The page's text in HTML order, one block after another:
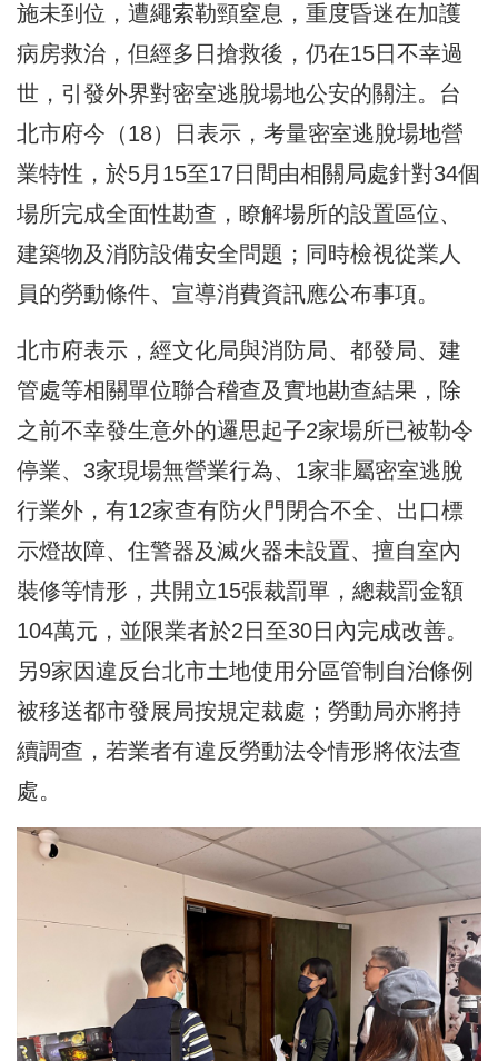
施未到位，遭繩索勒頸窒息，重度昏迷在加護
病房救治，但經多日搶救後，仍在15日不幸過
世，引發外界對密室逃脫場地公安的關注。台
北市府今（18）日表示，考量密室逃脫場地營
業特性，於5月15至17日間由相關局處針對34個
場所完成全面性勘查，瞭解場所的設置區位、
建築物及消防設備安全問題；同時檢視從業人
員的勞動條件、宣導消費資訊應公布事項。
北市府表示，經文化局與消防局、都發局、建
管處等相關單位聯合稽查及實地勘查結果，除
之前不幸發生意外的邏思起子2家場所已被勒令
停業、3家現場無營業行為、1家非屬密室逃脫
行業外，有12家查有防火門閉合不全、出口標
示燈故障、住警器及滅火器未設置、擅自室內
裝修等情形，共開立15張裁罰單，總裁罰金額
104萬元，並限業者於2日至30日內完成改善。
另9家因違反台北市土地使用分區管制自治條例
被移送都市發展局按規定裁處；勞動局亦將持
續調查，若業者有違反勞動法令情形將依法查
處。